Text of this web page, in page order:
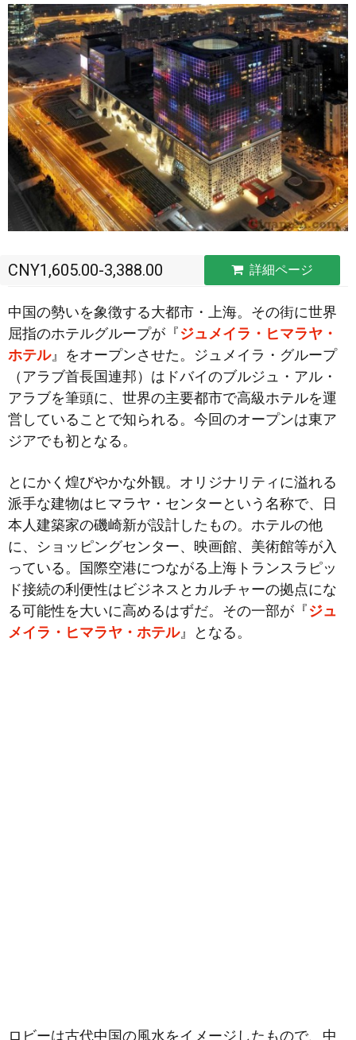
CNY1,605.00-3,388.00 詳細ページ
中国の勢いを象徴する大都市・上海。その街に世界
屈指のホテルグループが『ジュメイラ・ヒマラヤ・
ホテル』をオープンさせた。ジュメイラ・グループ
（アラブ首長国連邦）はドバイのブルジュ・アル・
アラブを筆頭に、世界の主要都市で高級ホテルを運
営していることで知られる。今回のオープンは東ア
ジアでも初となる。
とにかく煌びやかな外観。オリジナリティに溢れる
派手な建物はヒマラヤ・センターという名称で、日
本人建築家の磯崎新が設計したもの。ホテルの他
に、ショッピングセンター、映画館、美術館等が入
っている。国際空港につながる上海トランスラピッ
ド接続の利便性はビジネスとカルチャーの拠点にな
る可能性を大いに高めるはずだ。その一部が『ジュ
メイラ・ヒマラヤ・ホテル』となる。
ロビーは古代中国の風水をイメージしたもので、中